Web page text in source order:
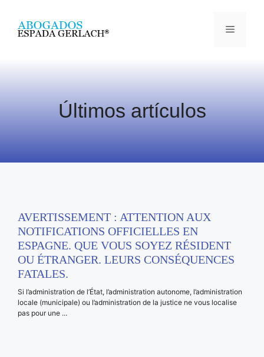
Últimos artículos
AVERTISSEMENT : ATTENTION AUX
NOTIFICATIONS OFFICIELLES EN
ESPAGNE. QUE VOUS SOYEZ RÉSIDENT
OU ÉTRANGER. LEURS CONSÉQUENCES
FATALES.
Si l’administration de l’État, l’administration autonome, l’administration
locale (municipale) ou l’administration de la justice ne vous localise
pas pour une ...